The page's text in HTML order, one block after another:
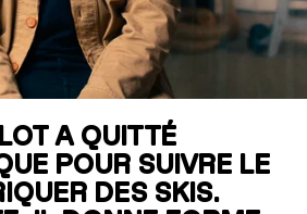
SLAP 104
SLAP 92
UBAC 102
A QUITTÉ
POUR SUIVRE LE
DES SKIS.